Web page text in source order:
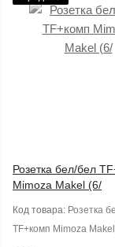
Розетка бел/бел
Mimoza Makel (6/
Код товара: Розетка
TF+комп Mimoza